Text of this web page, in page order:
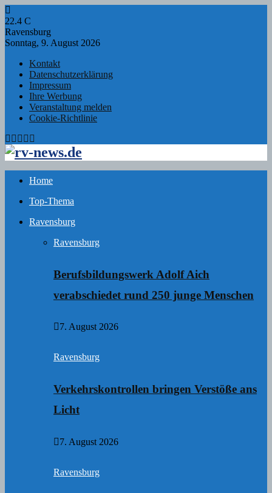
22.4 C
Ravensburg
Sonntag, 9. August 2026
Kontakt
Datenschutzerklärung
Impressum
Ihre Werbung
Veranstaltung melden
Cookie-Richtlinie
Facebook
Twitter
Instagram
Email
Home
Top-Thema
Ravensburg
Ravensburg
Berufsbildungswerk Adolf Aich
verabschiedet rund 250 junge Menschen
7. August 2026
Ravensburg
Verkehrskontrollen bringen Verstöße ans
Licht
7. August 2026
Ravensburg